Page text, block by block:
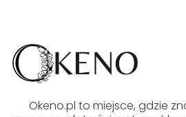
Okeno.pl to miejsce, gdzie